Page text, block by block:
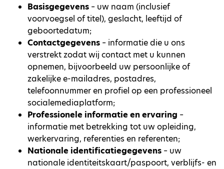
Basisgegevens – uw naam (inclusief
voorvoegsel of titel), geslacht, leeftijd of
geboortedatum;
Contactgegevens – informatie die u ons
verstrekt zodat wij contact met u kunnen
opnemen, bijvoorbeeld uw persoonlijke of
zakelijke e-mailadres, postadres,
telefoonnummer en profiel op een professioneel
socialemediaplatform;
Professionele informatie en ervaring –
informatie met betrekking tot uw opleiding,
werkervaring, referenties en referenten;
Nationale identificatiegegevens – uw
nationale identiteitskaart/paspoort, verblijfs- en